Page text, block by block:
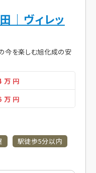
｜ヴィレッ
今を楽しむ旭化成の安
万 円
万 円
駅徒歩5分以内